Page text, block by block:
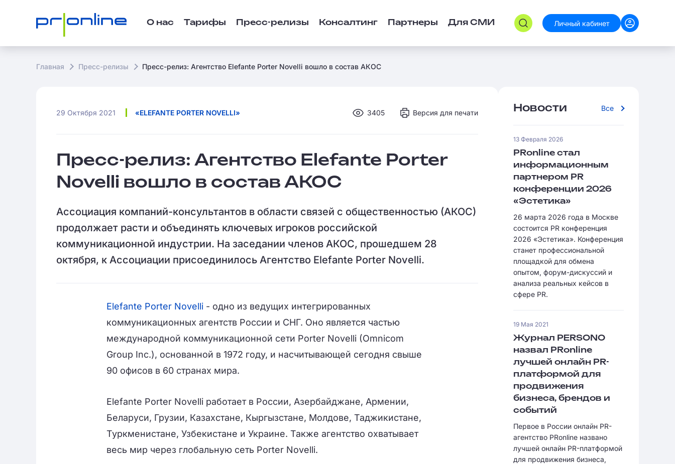
О нас Тарифы Пресс-релизы Консалтинг Партнеры Для СМИ Личный кабинет
Главная Пресс-релизы Пресс-релиз: Агентство Elefante Porter Novelli вошло в состав АКОС
29 Октября 2021 «ELEFANTE PORTER NOVELLI» 3405 Версия для печати
Пресс-релиз: Агентство Elefante Porter
Novelli вошло в состав АКОС
Ассоциация компаний-консультантов в области связей с общественностью (АКОС)
продолжает расти и объединять ключевых игроков российской
коммуникационной индустрии. На заседании членов АКОС, прошедшем 28
октября, к Ассоциации присоединилось Агентство Elefante Porter Novelli.
Elefante Porter Novelli - одно из ведущих интегрированных
коммуникационных агентств России и СНГ. Оно является частью
международной коммуникационной сети Porter Novelli (Omnicom
Group Inc.), основанной в 1972 году, и насчитывающей сегодня свыше
90 офисов в 60 странах мира.
Elefante Porter Novelli работает в России, Азербайджане, Армении,
Беларуси, Грузии, Казахстане, Кыргызстане, Mолдове, Таджикистане,
Туркменистане, Узбекистане и Украине. Также агентство охватывает
весь мир через глобальную сеть Porter Novelli.
Новости Все
13 Февраля 2026
PRonline стал
информационным
партнером PR
конференции 2026
«Эстетика»
26 марта 2026 года в Москве
состоится PR конференция
2026 «Эстетика». Конференция
станет профессиональной
площадкой для обмена
опытом, форум-дискуссий и
анализа реальных кейсов в
сфере PR.
19 Мая 2021
Журнал PERSONO
назвал PRonline
лучшей онлайн PR-
платформой для
продвижения
бизнеса, брендов и
событий
Первое в России онлайн PR-
агентство PRonline названо
лучшей онлайн PR-платформой
для продвижения бизнеса,